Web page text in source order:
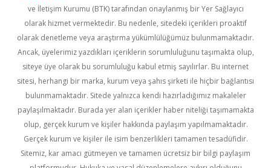
ve İletişim Kurumu (BTK) tarafından onaylanmış bir Yer Sağlayıcı
olarak hizmet vermektedir. Bu nedenle, sitedeki içerikleri proaktif
olarak denetleme veya araştırma yükümlülüğümüz bulunmamaktadır.
Ancak, üyelerimiz yazdıkları içeriklerin sorumluluğunu taşımakta olup,
siteye üye olarak bu sorumluluğu kabul etmiş sayılırlar. Bu internet
sitesi, herhangi bir marka, kurum veya şahıs şirketi ile hiçbir bağlantısı
bulunmamaktadır. Sitede yalnızca kendi hazırladığımız makaleler
paylaşılmaktadır. Burada yer alan içerikler haber niteliği taşımamakta
olup, gerçek kurum ve kişiler hakkında paylaşım yapılmamaktadır.
Gerçek kurum ve kişiler ile isim benzerlikleri tamamen tesadüfidir.
Sitemiz, kar amacı gütmeyen ve tamamen ücretsiz bir bilgi paylaşım